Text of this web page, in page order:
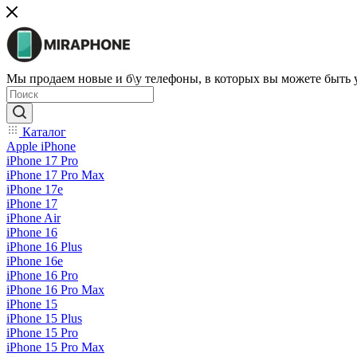
Мы продаем новые и б\у телефоны, в которых вы можете быть
Каталог
Apple iPhone
iPhone 17 Pro
iPhone 17 Pro Max
iPhone 17e
iPhone 17
iPhone Air
iPhone 16
iPhone 16 Plus
iPhone 16e
iPhone 16 Pro
iPhone 16 Pro Max
iPhone 15
iPhone 15 Plus
iPhone 15 Pro
iPhone 15 Pro Max